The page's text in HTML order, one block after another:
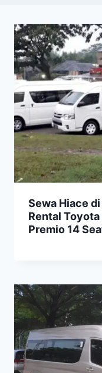
Sewa Hiace
Rental
Premio 14